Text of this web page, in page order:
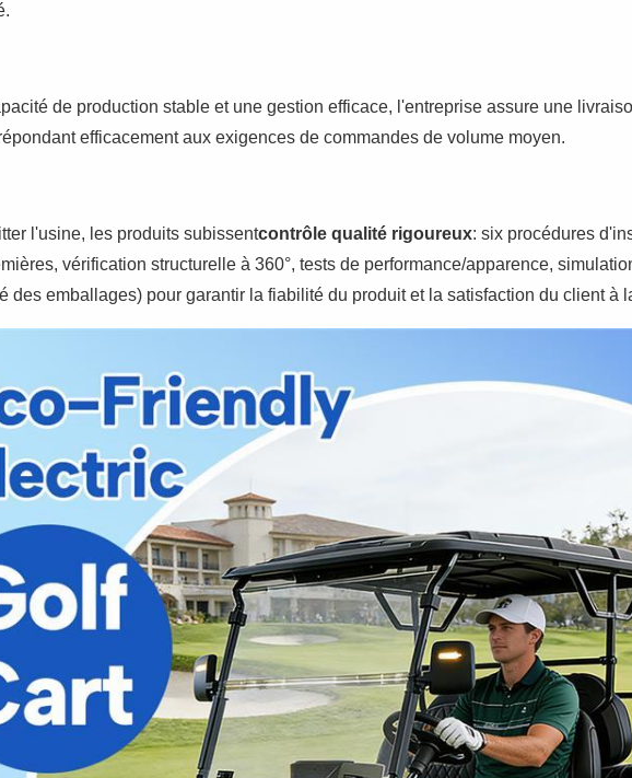
de production stable et une gestion efficace, l'entreprise assure une
efficacement aux exigences de commandes de volume moyen.
l'usine, les produits subissentcontrôle qualité rigoureux: six procédures
vérification structurelle à 360°, tests de performance/apparence,
des emballages) pour garantir la fiabilité du produit et la satisfaction du client à